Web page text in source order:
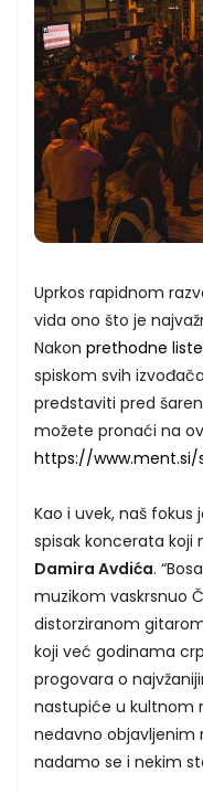
Uprkos rapidnom
vida ono što je
Nakon prethodne liste
spiskom svih
predstaviti pred
možete pronaći na
https://www.ment.si/
Kao i uvek, naš
spisak koncerata
Damira Avdića.
muzikom vaskrsnuo
distorziranom
koji već godinama
progovara o
nastupiće u kultnom
nedavno objavljenim
nadamo se i nekim